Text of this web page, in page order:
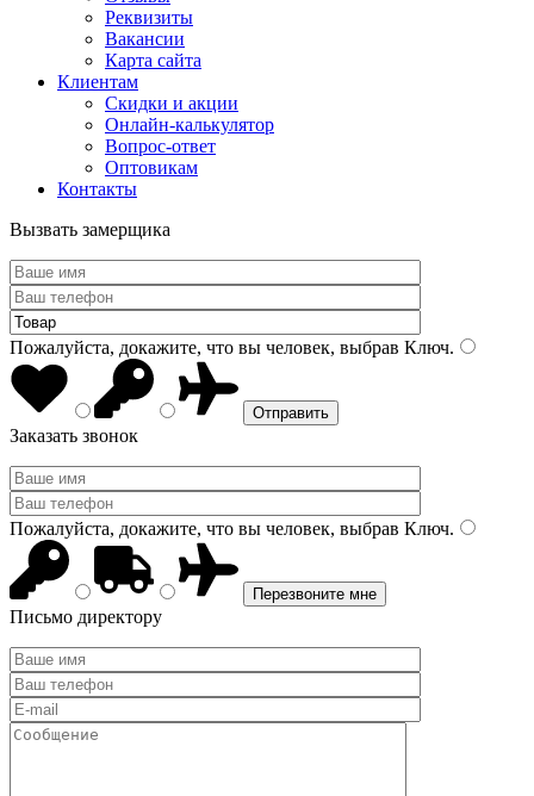
Реквизиты
Вакансии
Карта сайта
Клиентам
Скидки и акции
Онлайн-калькулятор
Вопрос-ответ
Оптовикам
Контакты
Вызвать замерщика
Пожалуйста, докажите, что вы человек, выбрав Ключ.
Заказать звонок
Пожалуйста, докажите, что вы человек, выбрав Ключ.
Письмо директору